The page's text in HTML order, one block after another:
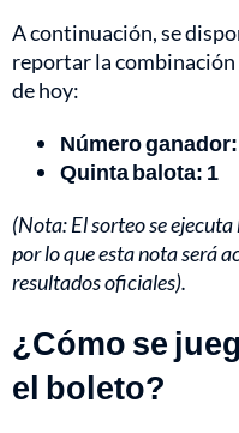
A continuación, se
reportar la
de hoy:
Número ganador:
Quinta balota: 1
(Nota: El sorteo se
por lo que esta nota será
resultados oficiales).
¿Cómo se
el boleto?